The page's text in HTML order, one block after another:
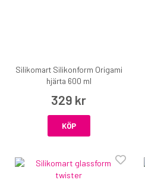
Silikomart Silikonform Origami
hjärta 600 ml
329 kr
KÖP